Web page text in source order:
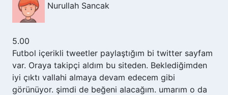
Nurullah Sancak
5.00
Futbol içerikli tweetler paylaştığım bi twitter sayfam
var. Oraya takipçi aldım bu siteden. Beklediğimden
iyi çıktı vallahi almaya devam edecem gibi
görünüyor. şimdi de beğeni alacağım. umarım o da